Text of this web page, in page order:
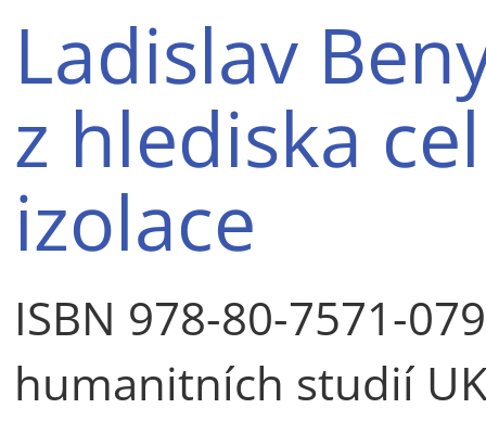
Ladislav
z hlediska
izolace
ISBN 978-80-7571-
humanitních studií